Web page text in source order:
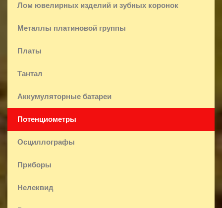
Лом ювелирных изделий и зубных коронок
Металлы платиновой группы
Платы
Тантал
Аккумуляторные батареи
Потенциометры
Осциллографы
Приборы
Нелеквид